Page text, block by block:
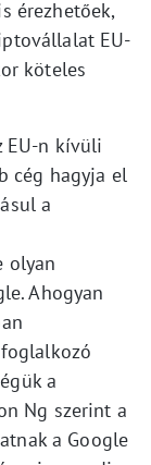
érezhetőek,
EU-
köteles
EU-n kívüli
cég hagyja el
a
olyan
Ahogyan
a
Ng szerint a
a Google